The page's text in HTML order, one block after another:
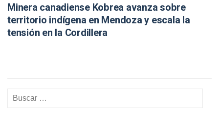
Minera canadiense Kobrea avanza sobre
territorio indígena en Mendoza y escala la
tensión en la Cordillera